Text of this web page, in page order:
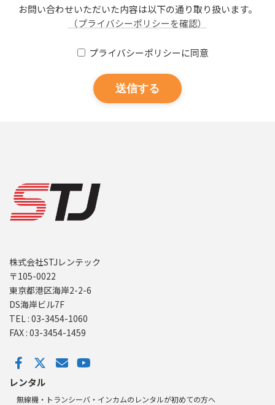
お問い合わせいただいた内容は以下の通り取り扱います。
（プライバシーポリシーを確認）
プライバシーポリシーに同意
株式会社STJレンテック
〒105-0022
東京都港区海岸2-2-6
DS海岸ビル7F
TEL : 03-3454-1060
FAX : 03-3454-1459
レンタル
無線機・トランシーバ・インカムのレンタルが初めての方へ